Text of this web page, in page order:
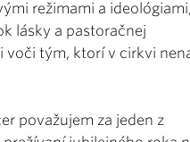
režimami a
lásky a pastoračnej
voči tým, ktorí v cirkvi
považujem za jeden z